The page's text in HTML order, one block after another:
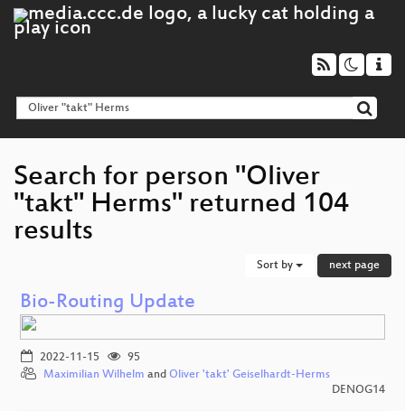
Search for person "Oliver
"takt" Herms" returned 104
results
Sort by next page
Bio-Routing Update
2022-11-15
95
Maximilian Wilhelm and Oliver 'takt' Geiselhardt-Herms
DENOG14